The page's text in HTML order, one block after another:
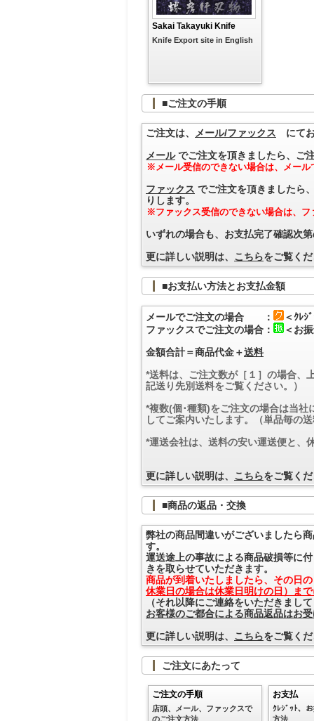
Sakai Takayuki Knife
Knife Export site in English
■ご注文の手順
ご注文は、 メール/ファックス にて
メールでご注文を頂きましたら、ご
※メール受信のできない場合は、メール
ファックス でご注文を頂きましたら
りします。
※ファックス受信のできない場合は、
いずれの場合も、お支払完了確認次
更に詳しい説明は、 こちらをご覧く
■お支払い方法とお支払金額
メールでご注文の場合 ：
＜ｸﾚ
ファックスでご注文の場合：
＜お
金額合計＝商品代金＋送料
*送料は、ご注文数が［１］の場合、
記送り先別送料をご覧ください。）
*複数(個･種類)をご注文の場合は当
してご案内いたします。（単品毎の
*運送会社は、送料の安い運送便と、
更に詳しい説明は、 こちらをご覧く
■商品の返品・交換
弊社の商品間違いがございましたら
す。
運送途上の事故による商品破損等に
きを取らせていただきます。
商品が到着いたしましたら、その日
休業日の場合は休業日明けの日）ま
（それ以降にご連絡をいただきまし
お客様のご都合による商品返品はお
更に詳しい説明は、 こちらをご覧く
ご注文にあたって
ご注文の手順
店頭、メール、ファックスで
のご注文方法
お支払
ｸﾚｼﾞｯﾄ、
方法